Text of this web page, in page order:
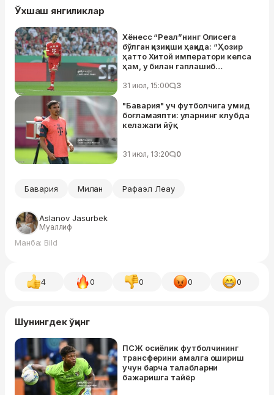
Ўхшаш янгиликлар
Хёнесс “Реал”нинг Олисега
бўлган қизиқиши ҳақида: “Ҳозир
ҳатто Хитой императори келса
ҳам, у билан гаплашиб
31 июл, 15:00 3
"Бавария" уч футболчига умид
боғламаяпти: уларнинг клубда
келажаги йўқ
31 июл, 13:20 0
Бавария Милан Рафаэл Леау
Aslanov Jasurbek
Муаллиф
Манба: Bild
4 0 0 0 0
Шунингдек ўқинг
ПСЖ осиёлик футболчининг
трансферини амалга ошириш
учун барча талабларни
бажаришга тайёр